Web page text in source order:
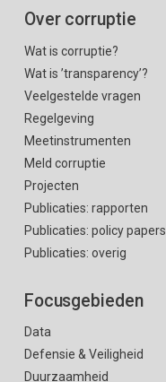
Over corruptie
Wat is corruptie?
Wat is ’transparency’?
Veelgestelde vragen
Regelgeving
Meetinstrumenten
Meld corruptie
Projecten
Publicaties: rapporten
Publicaties: policy papers
Publicaties: overig
Focusgebieden
Data
Defensie & Veiligheid
Duurzaamheid